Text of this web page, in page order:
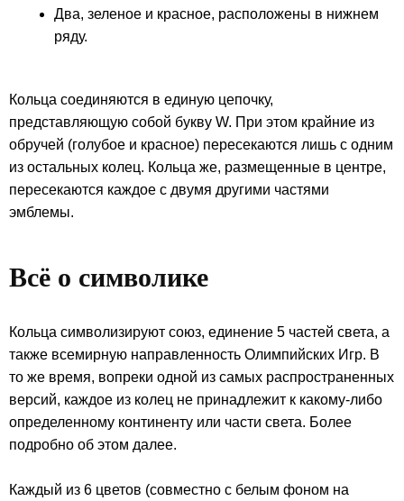
Два, зеленое и красное, расположены в нижнем
ряду.
Кольца соединяются в единую цепочку,
представляющую собой букву W. При этом крайние из
обручей (голубое и красное) пересекаются лишь с одним
из остальных колец. Кольца же, размещенные в центре,
пересекаются каждое с двумя другими частями
эмблемы.
Всё о символике
Кольца символизируют союз, единение 5 частей света, а
также всемирную направленность Олимпийских Игр. В
то же время, вопреки одной из самых распространенных
версий, каждое из колец не принадлежит к какому-либо
определенному континенту или части света. Более
подробно об этом далее.
Каждый из 6 цветов (совместно с белым фоном на